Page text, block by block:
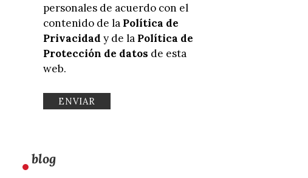
personales de acuerdo con el
contenido de la Política de
Privacidad y de la Política de
Protección de datos de esta
web.
blog